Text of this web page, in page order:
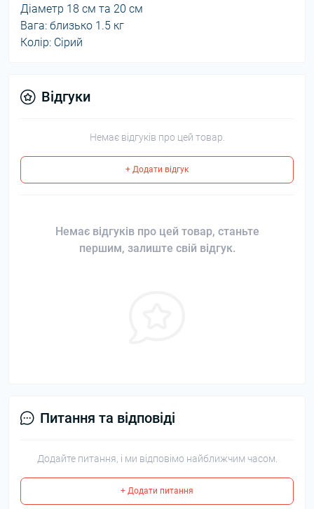
Діаметр 18 см та 20 см
Вага: близько 1.5 кг
Колір: Сірий
Відгуки
Немає відгуків про цей товар.
+ Додати відгук
Немає відгуків про цей товар, станьте
першим, залиште свій відгук.
Питання та відповіді
Додайте питання, і ми відповімо найближчим часом.
+ Додати питання